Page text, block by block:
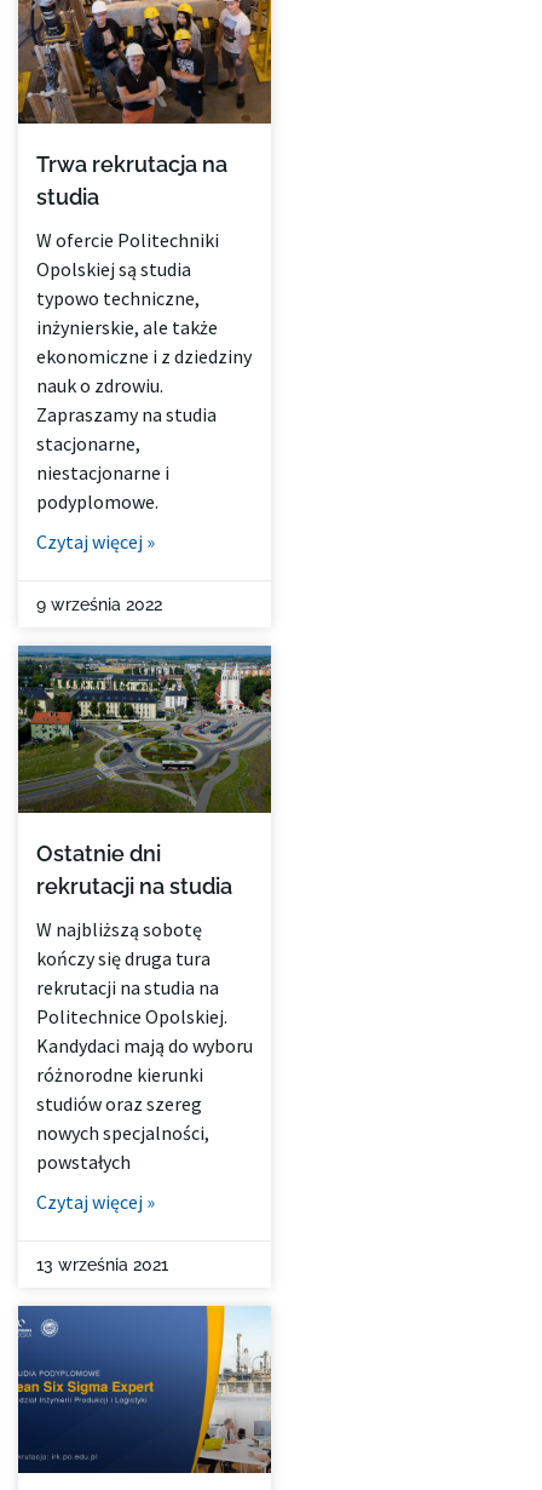
Trwa rekrutacja na
studia
W ofercie Politechniki
Opolskiej są studia
typowo techniczne,
inżynierskie, ale także
ekonomiczne i z dziedziny
nauk o zdrowiu.
Zapraszamy na studia
stacjonarne,
niestacjonarne i
podyplomowe.
Czytaj więcej »
9 września 2022
Ostatnie dni
rekrutacji na studia
W najbliższą sobotę
kończy się druga tura
rekrutacji na studia na
Politechnice Opolskiej.
Kandydaci mają do wyboru
różnorodne kierunki
studiów oraz szereg
nowych specjalności,
powstałych
Czytaj więcej »
13 września 2021